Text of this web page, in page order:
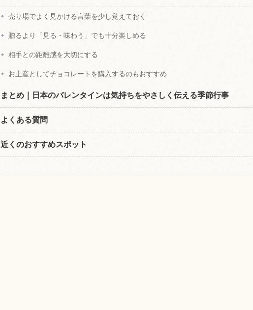
売り場でよく見かける言葉を少し覚えておく
贈るより「見る・味わう」でも十分楽しめる
相手との距離感を大切にする
お土産としてチョコレートを購入するのもおすすめ
まとめ｜日本のバレンタインは気持ちをやさしく伝える季節行事
よくある質問
近くのおすすめスポット